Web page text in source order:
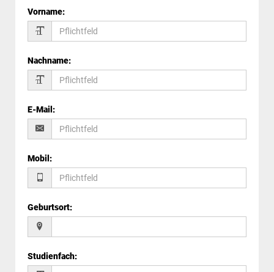
Vorname:
Nachname:
E-Mail :
Mobil :
Geburtsort:
Studienfach: